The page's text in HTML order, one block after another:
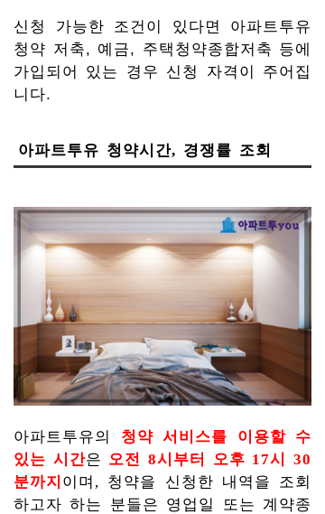
신청 가능한 조건이 있다면 아파트투유
청약 저축, 예금, 주택청약종합저축 등에
가입되어 있는 경우 신청 자격이 주어집
니다.
아파트투유 청약시간, 경쟁률 조회
아파트투유의 청약 서비스를 이용할 수
있는 시간은 오전 8시부터 오후 17시 30
분까지 이며, 청약을 신청한 내역을 조회
하고자 하는 분들은 영업일 또는 계약종